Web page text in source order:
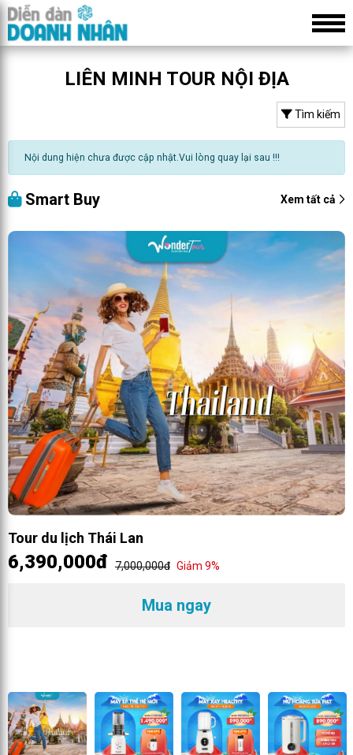
LIÊN MINH TOUR NỘI ĐỊA
Tìm kiếm
Nội dung hiện chưa được cập nhật.Vui lòng quay lại sau !!!
Smart Buy Xem tất cả
Tour du lịch Thái Lan
6,390,000đ 7,000,000đ Giảm 9%
Mua ngay